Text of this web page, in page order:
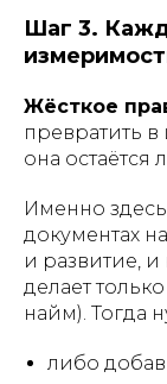
Шаг 3.
Жёсткое
превратить
она остаётся
Именно
документах
и развитие, и
делает
найм). Тогда
либо